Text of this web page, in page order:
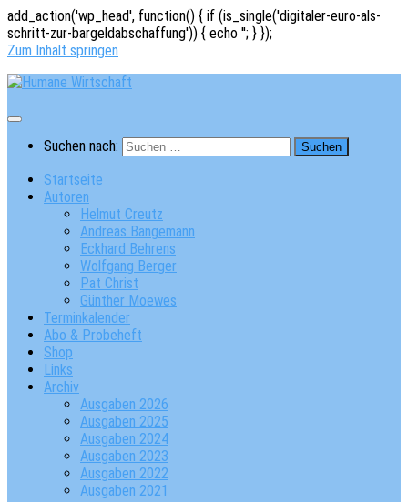
add_action('wp_head', function() { if (is_single('digitaler-euro-als-
schritt-zur-bargeldabschaffung')) { echo ''; } });
Zum Inhalt springen
Suchen nach:
Startseite
Autoren
Helmut Creutz
Andreas Bangemann
Eckhard Behrens
Wolfgang Berger
Pat Christ
Günther Moewes
Terminkalender
Abo & Probeheft
Shop
Links
Archiv
Ausgaben 2026
Ausgaben 2025
Ausgaben 2024
Ausgaben 2023
Ausgaben 2022
Ausgaben 2021